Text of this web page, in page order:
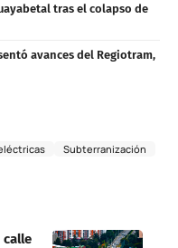
tras el colapso de
avances del Regiotram,
Subterranización
calle